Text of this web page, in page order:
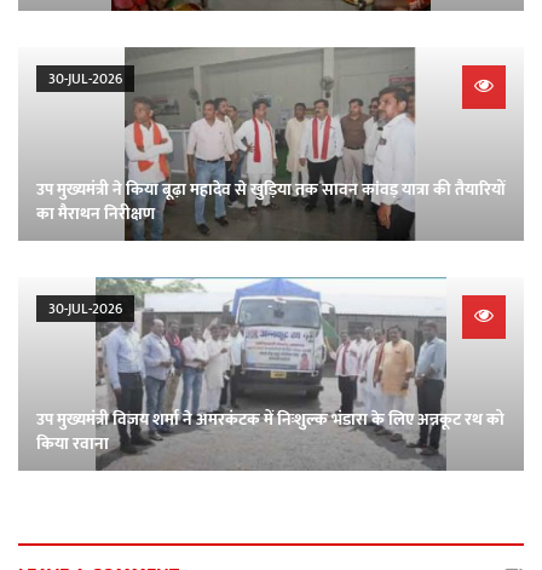
30-JUL-2026
उप मुख्यमंत्री ने किया बूढ़ा महादेव से खुड़िया तक सावन कांवड़ यात्रा की तैयारियों
का मैराथन निरीक्षण
30-JUL-2026
उप मुख्यमंत्री विजय शर्मा ने अमरकंटक में निःशुल्क भंडारा के लिए अन्नकूट रथ को
किया रवाना